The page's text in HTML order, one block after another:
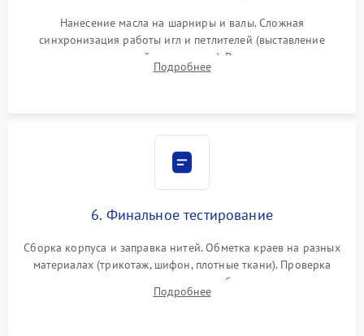
Нанесение масла на шарниры и валы. Сложная
синхронизация работы игл и петлителей (выставление
зазоров до сотых долей миллиметра). Регулировка прижима
ножей, ширины обметки и хода дифференциального
Подробнее
6. Финальное тестирование
Сборка корпуса и заправка нитей. Обметка краев на разных
материалах (трикотаж, шифон, плотные ткани). Проверка
ровности среза, эластичности шва, работы ролевого шва и
отсутствия стягивания или волнистости ткани.
Подробнее